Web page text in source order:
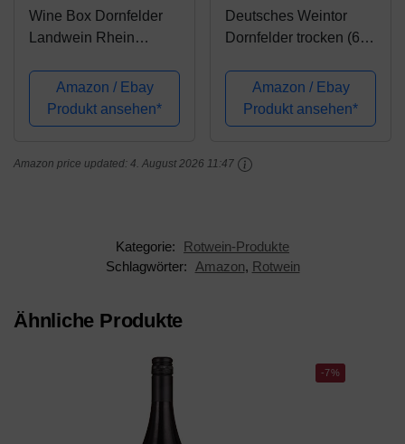
Wine Box Dornfelder
Landwein Rhein
Amazon / Ebay
Produkt ansehen*
Deutsches Weintor
Dornfelder trocken (6 x
Amazon / Ebay
Produkt ansehen*
Amazon price updated: 4. August 2026 11:47
Kategorie:
Rotwein-Produkte
Schlagwörter:
Amazon, Rotwein
Ähnliche Produkte
-7%